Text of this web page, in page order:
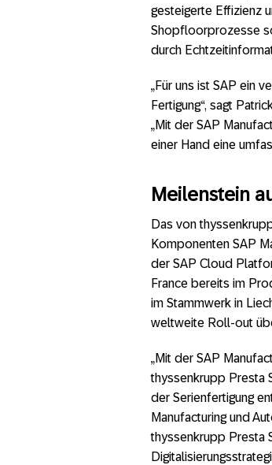
gesteigerte Effizienz
Shopfloorprozesse
durch
„Für uns ist SAP ein
Fertigung“, sagt
„Mit der SAP
einer Hand eine
Meilenstein
Das von
Komponenten SAP
der SAP Cloud
France bereits im
im Stammwerk in
weltweite Roll-out
„Mit der SAP
thyssenkrupp Presta
der Serienfertigung
Manufacturing und
thyssenkrupp Presta